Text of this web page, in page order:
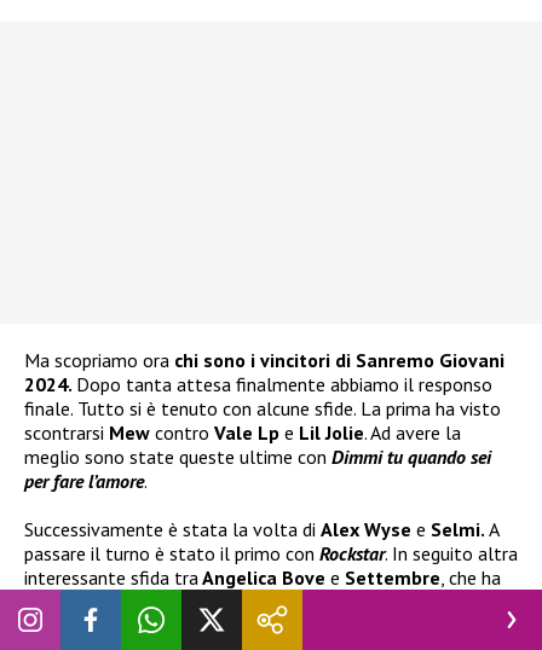
Ma scopriamo ora chi sono i vincitori di Sanremo Giovani
2024. Dopo tanta attesa finalmente abbiamo il responso
finale. Tutto si è tenuto con alcune sfide. La prima ha visto
scontrarsi Mew contro Vale Lp e Lil Jolie. Ad avere la
meglio sono state queste ultime con Dimmi tu quando sei
per fare l’amore.
Successivamente è stata la volta di Alex Wyse e Selmi. A
passare il turno è stato il primo con Rockstar. In seguito altra
interessante sfida traAngelica Bove e Settembre, che ha
visto uscirne vittorioso il cantante con
ai due talenti diArea Sanremo: tra